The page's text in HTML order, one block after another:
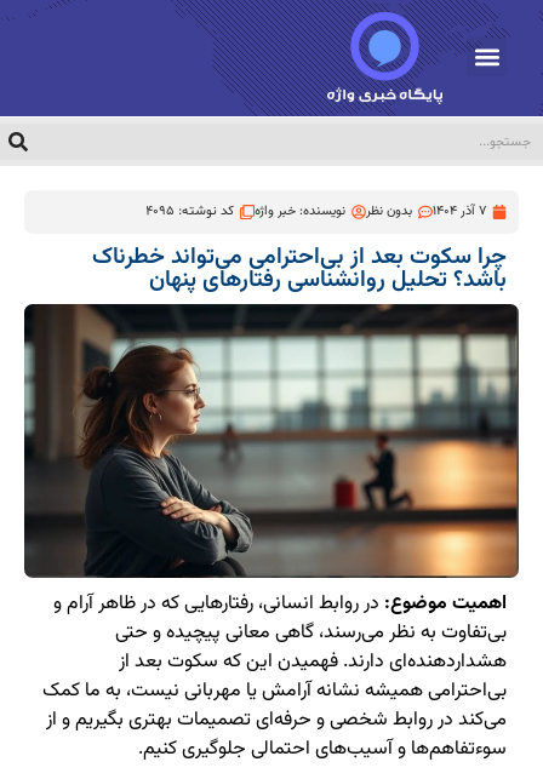
7 آذر 1404 بدون نظر نویسنده:خبر واژه کد نوشته: 4095
چرا سکوت بعد از بی‌احترامی می‌تواند خطرناک
باشد؟ تحلیل روانشناسی رفتارهای پنهان
اهمیت موضوع: در روابط انسانی، رفتارهایی که در ظاهر آرام و
بی‌تفاوت به نظر می‌رسند، گاهی معانی پیچیده و حتی
هشداردهنده‌ای دارند. فهمیدن این که سکوت بعد از
بی‌احترامی همیشه نشانه آرامش یا مهربانی نیست، به ما کمک
می‌کند در روابط شخصی و حرفه‌ای تصمیمات بهتری بگیریم و از
سوءتفاهم‌ها و آسیب‌های احتمالی جلوگیری کنیم.